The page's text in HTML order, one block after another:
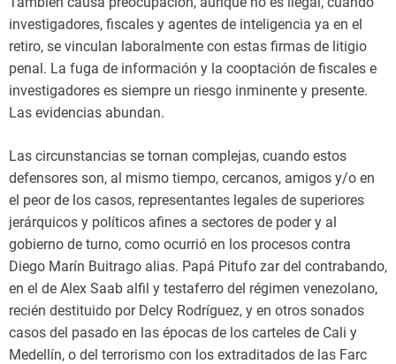
investigadores, fiscales y agentes de inteligencia ya en el
retiro, se vinculan laboralmente con estas firmas de litigio
penal. La fuga de información y la cooptación de fiscales e
investigadores es siempre un riesgo inminente y presente.
Las evidencias abundan.
Las circunstancias se tornan complejas, cuando estos
defensores son, al mismo tiempo, cercanos, amigos y/o en
el peor de los casos, representantes legales de superiores
jerárquicos y políticos afines a sectores de poder y al
gobierno de turno, como ocurrió en los procesos contra
Diego Marín Buitrago alias. Papá Pitufo zar del contrabando,
en el de Alex Saab alfil y testaferro del régimen venezolano,
recién destituido por Delcy Rodríguez, y en otros sonados
casos del pasado en las épocas de los carteles de Cali y
Medellín, o del terrorismo con los extraditados de las Farc